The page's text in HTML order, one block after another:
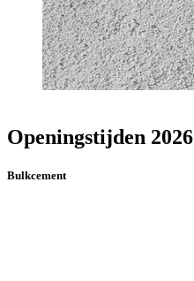
Openingstijden 2026
Bulkcement